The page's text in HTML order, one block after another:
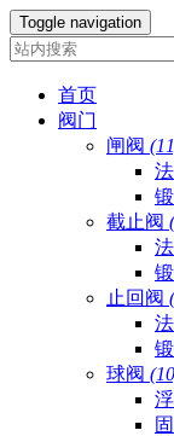
Toggle navigation
首页
阀门
闸阀
截止阀
止回阀
球阀